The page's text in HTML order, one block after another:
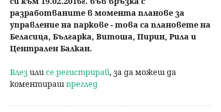
разработваните в момента планове за
управление на паркове - това са плановете на
Беласица, Българка, Витоша, Пирин, Рила и
Централен Балкан.
Влезили се регистрирай, за да можеш да
коментирашпреглед